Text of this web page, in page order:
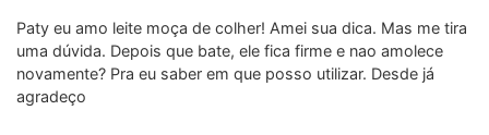
Paty eu amo leite moça de colher! Amei sua dica. Mas me tira
uma dúvida. Depois que bate, ele fica firme e nao amolece
novamente? Pra eu saber em que posso utilizar. Desde já
agradeço